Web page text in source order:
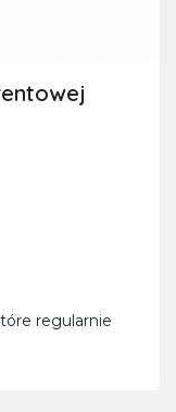
regularnie